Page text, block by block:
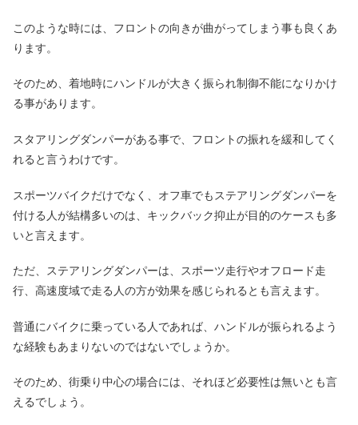
このような時には、フロントの向きが曲がってしまう事も良くあ
ります。
そのため、着地時にハンドルが大きく振られ制御不能になりかけ
る事があります。
スタアリングダンパーがある事で、フロントの振れを緩和してく
れると言うわけです。
スポーツバイクだけでなく、オフ車でもステアリングダンパーを
付ける人が結構多いのは、キックバック抑止が目的のケースも多
いと言えます。
ただ、ステアリングダンパーは、スポーツ走行やオフロード走
行、高速度域で走る人の方が効果を感じられるとも言えます。
普通にバイクに乗っている人であれば、ハンドルが振られるよう
な経験もあまりないのではないでしょうか。
そのため、街乗り中心の場合には、それほど必要性は無いとも言
えるでしょう。